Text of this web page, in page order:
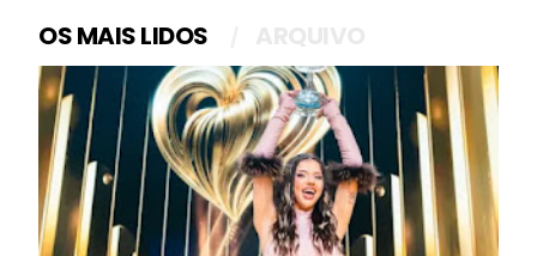
OS MAIS LIDOS